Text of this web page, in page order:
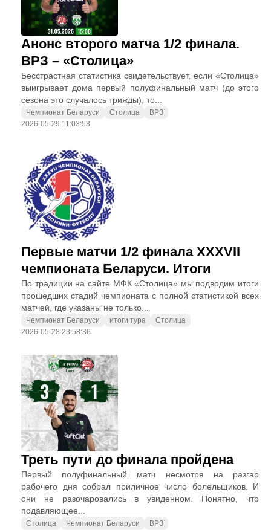
Анонс второго матча 1/2 финала.
ВРЗ – «Столица»
Бесстрастная статистика свидетельствует, если «Столица»
выигрывает дома первый полуфинальный матч (до этого
сезона это случалось трижды), то...
Чемпионат Беларуси Столица
ВРЗ
2026-05-29 11:03:53
Первые матчи 1/2 финала XXXVII
чемпионата Беларуси. Итоги
По традиции на сайте МФК «Столица» мы подводим итоги
прошедших стадий чемпионата с полной статистикой всех
матчей, где указаны не только...
Чемпионат Беларуси итоги тура
Столица
2026-05-28 23:58:36
Треть пути до финала пройдена
Первый полуфинальный матч несмотря на разгар
рабочего дня собрал приличное число болельщиков. И
они не разочаровались в увиденном. Понятно, что
подавляющее...
Столица Чемпионат Беларуси
ВРЗ